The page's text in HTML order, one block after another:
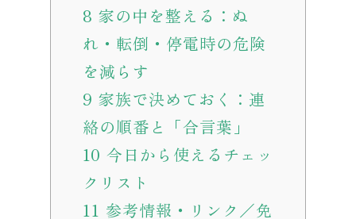
8 家の中を整える：ぬ
れ・転倒・停電時の危険
を減らす
9 家族で決めておく：連
絡の順番と「合言葉」
10 今日から使えるチェッ
クリスト
11 参考情報・リンク／免